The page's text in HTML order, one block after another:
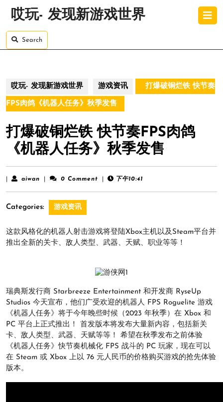
哎玩- 发现新游戏世界
Search
哎玩- 发现新游戏世界 游戏资讯 打爆破铜烂铁 快节奏
FPS肉鸽《机器人任务》秋季发售
打爆破铜烂铁 快节奏FPS肉鸽
《机器人任务》秋季发售
aiwan aiwan 0 Comment 下午10:41
Categories: 游戏资讯
这款风格化的机器人射击游戏将登陆Xbox主机以及Steam平台并
推出全新的关卡、敌人类型、武器、天赋、职业等等！
瑞典斯发行商 Starbreeze Entertainment 和开发商 RyseUp
Studios 今天宣布，他们广受欢迎的机器人 FPS Roguelite 游戏
《机器人任务》将于今年晚些时候（2023 年秋季）在 Xbox 和
PC 平台上正式推出！ 首发版本将发布大量新内容，包括新关
卡、敌人类型、武器、天赋等等！ 希望在秋季发布之前体验
《机器人任务》快节奏机械化 FPS 战斗的 PC 玩家，现在可以
在 Steam 或 Xbox 上以 76 元人民币的价格购买游戏的抢先体验
版本。